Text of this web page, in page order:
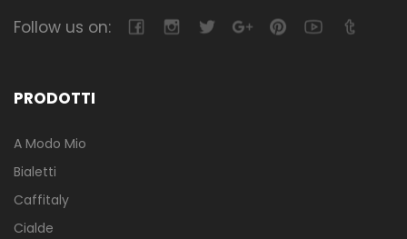
Follow us on:
PRODOTTI
A Modo Mio
Bialetti
Caffitaly
Cialde